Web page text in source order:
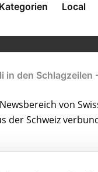
Kategorien Local
in den
von
der Schweiz